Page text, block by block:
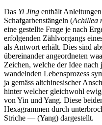
Das Yi Jing enthält
Schafgarbenstängeln (Achillea
eine gestellte Frage je nach
erfolgenden Zählvorgangs
als Antwort erhält. Dies sind
übereinander angeordneten
Zeichen, welche der Idee
wandelnden Lebensprozess
ja gemäss altchinesischer
hinter welcher gleichwohl
von Yin und Yang. Diese
Hexagrammen durch
Striche — (Yang) dargestellt.